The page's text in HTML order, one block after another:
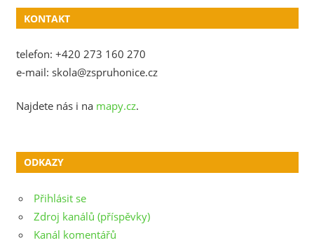
KONTAKT
telefon: +420 273 160 270
e-mail: skola@zspruhonice.cz
Najdete nás i na mapy.cz.
ODKAZY
Přihlásit se
Zdroj kanálů (příspěvky)
Kanál komentářů